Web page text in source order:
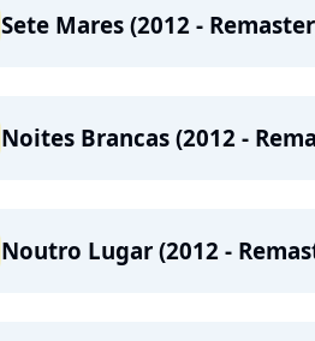
Sete Mares (2012 -
Noites Brancas (2012 -
Noutro Lugar (2012 -